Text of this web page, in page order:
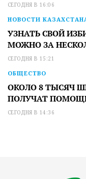
СЕГОДНЯ В 16:06
НОВОСТИ
УЗНАТЬ СВОЙ
МОЖНО ЗА
СЕГОДНЯ В 15:21
ОБЩЕСТВО
ОКОЛО 8 ТЫСЯЧ
ПОЛУЧАТ
СЕГОДНЯ В 14:36